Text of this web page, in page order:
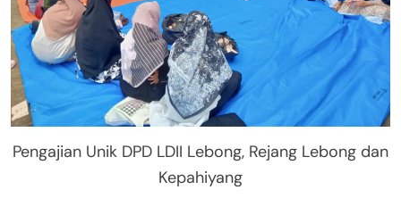
Pengajian Unik DPD LDII Lebong, Rejang Lebong dan
Kepahiyang